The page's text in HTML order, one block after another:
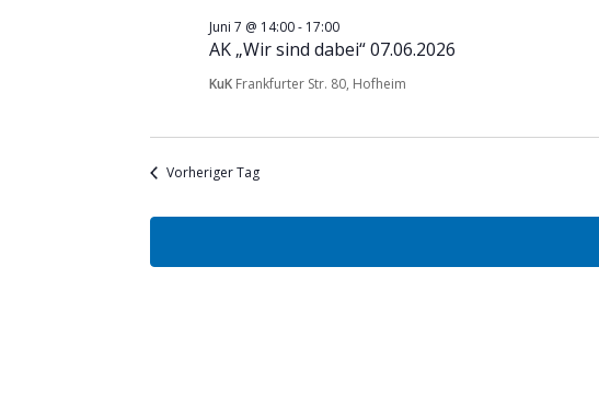
AK „Wir sind dabei“ 07.06.2026
Juni 7 @ 14:00- 17:00
KuK Frankfurter Str. 80, Hofheim
Vorheriger Tag